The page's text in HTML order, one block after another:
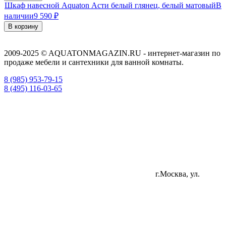
Шкаф навесной Aquaton Асти белый глянец, белый матовыйВ
наличии9 590 ₽
В корзину
2009-2025 © AQUATONMAGAZIN.RU - интернет-магазин по
продаже мебели и сантехники для ванной комнаты.
8 (985) 953-79-15
8 (495) 116-03-65
г.Москва, ул.